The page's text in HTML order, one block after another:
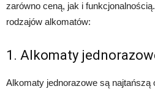
zarówno ceną, jak i
rodzajów alkomatów:
1. Alkomaty
Alkomaty jednorazowe są najtańszą